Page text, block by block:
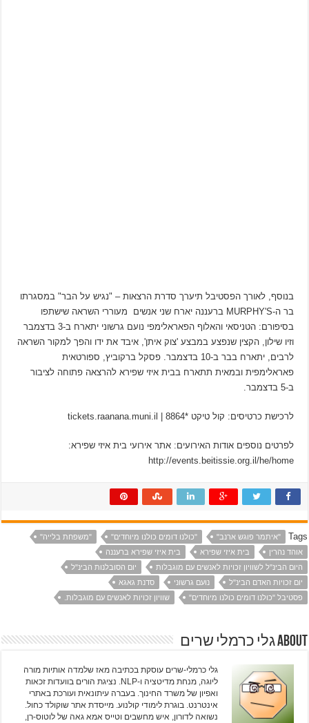
בנוסף, לאורך הפסטיבל תיערך סדרת הרצאות – "נגיש על הבר" במסגרתו
בר ה-MURPHY'S ברעננה יארח שני אנשים מעוררי השראה שישתפו
בסיפורם: הטניסאי והאלוף הפאראלימפי נועם גרשוני יתארח ב-3 בדצמבר
וזיו שילון, הקצין שנפצע במבצע 'צוק איתן', איבד את ידו והפך למקור השראה
לרבים, יתארח בבר ב-10 בדצמבר. פסקל ברקוביץ, ספורטאית
פאראלימפית ובמאית תתארח בבית איזי שפירא להרצאה פתוחה לציבור
ב-5 בדצמבר.
לרכישת כרטיסים: קול טיקט *8864 | tickets.raanana.muni.il
לפרטים נוספים אודות האירועים: אתר אירועי בית איזי שפירא:
http://events.beitissie.org.il/he/home
Tags "איתמר פוגש ארנב" "כולנו דומים כולנו מיוחדים"
"משפחת בלייה"
אוהד נהרין
בית איזי שפירא
בית איזי שפירא ברעננה
היום הבינ"ל לשוויון זכויות לאנשים עם מוגבלות
יום הסובלנות הבינ"ל
יום זכויות האדם הבינ"ל
נועם גרשוני
סדנת גאגא
פסטיבל "כולנו דומים כולנו מיוחדים"
שוויון זכויות לאנשים עם מוגבלות.
About גלי כרמלי שרים
גלי כרמלי-שרים עוסקת בכתיבה מאז שלמדה אותיות מורה
ליוגה, מנחת מדיטציה ו-NLP. נציגת הורים בוועדות זכאות
ואפיון של משרד החינוך. בעברה עיתונאית ועורכת באתרי
אינטרנט. בוגרת לימודי קולנוע. מייסדת אתר שוקולד כחול.
נשואה לדורון, איש מחשבים וטייס אמא גאה של לוטוס-רן,